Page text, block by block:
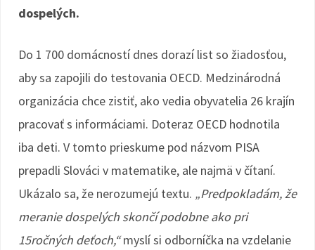
dospelých.
Do 1 700 domácností dnes dorazí list so žiadosťou,
aby sa zapojili do testovania OECD. Medzinárodná
organizácia chce zistiť, ako vedia obyvatelia 26 krajín
pracovať s informáciami. Doteraz OECD hodnotila
iba deti. V tomto prieskume pod názvom PISA
prepadli Slováci v matematike, ale najmä v čítaní.
Ukázalo sa, že nerozumejú textu. „Predpokladám, že
meranie dospelých skončí podobne ako pri
15ročných deťoch,“myslí si odborníčka na vzdelanie